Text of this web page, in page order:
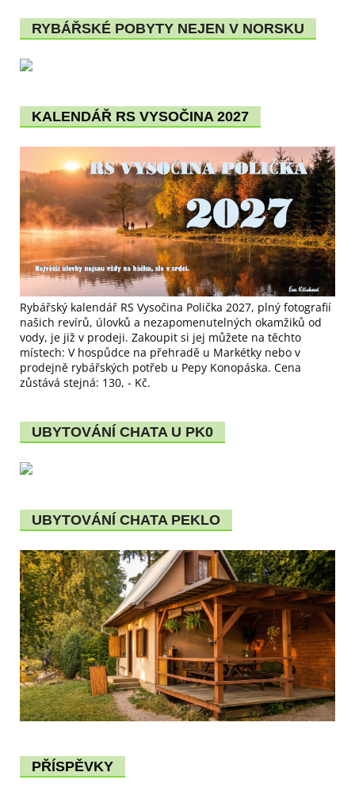
RYBÁŘSKÉ POBYTY NEJEN V NORSKU
KALENDÁŘ RS VYSOČINA 2027
Rybářský kalendář RS Vysočina Polička 2027, plný fotografií
našich revírů, úlovků a nezapomenutelných okamžiků od
vody, je již v prodeji. Zakoupit si jej můžete na těchto
místech: V hospůdce na přehradě u Markétky nebo v
prodejně rybářských potřeb u Pepy Konopáska. Cena
zůstává stejná: 130, - Kč.
UBYTOVÁNÍ CHATA U PK0
UBYTOVÁNÍ CHATA PEKLO
PŘÍSPĚVKY